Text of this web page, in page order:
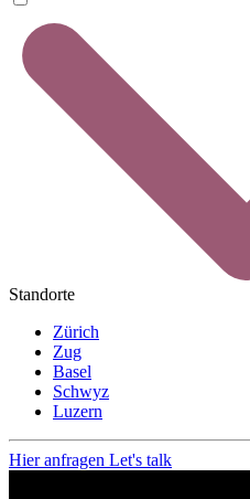
Standorte
Zürich
Zug
Basel
Schwyz
Luzern
Hier anfragen Let's talk